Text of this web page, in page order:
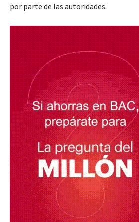
por parte de las autoridades.